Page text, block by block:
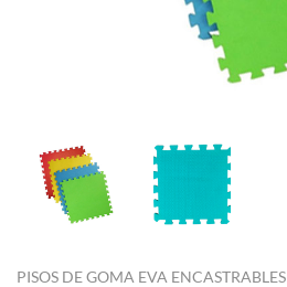
PISOS DE GOMA EVA ENCASTRABLES